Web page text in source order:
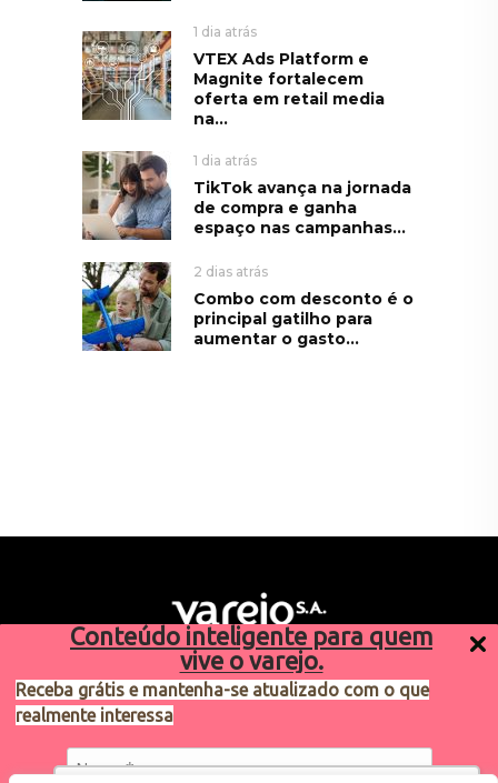
Conteúdo inteligente para quem
vive o varejo.
Receba grátis e mantenha-se atualizado com o que
realmente interessa
1 dia atrás
VTEX Ads Platform e
Magnite fortalecem
oferta em retail media
na...
1 dia atrás
TikTok avança na jornada
de compra e ganha
espaço nas campanhas...
2 dias atrás
Combo com desconto é o
principal gatilho para
aumentar o gasto...
Sugestões de pauta
varejosa@cndl.org.br